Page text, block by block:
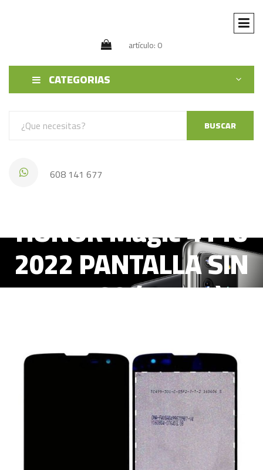
artículo: 0
CATEGORIAS
BUSCAR
608 141 677
HONOR Magic 4 Pro
2022 PANTALLA SIN
MARCO (H-326)